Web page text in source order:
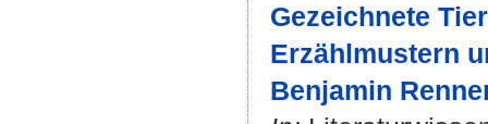
Gezeichnete
Erzählmustern
Benjamin